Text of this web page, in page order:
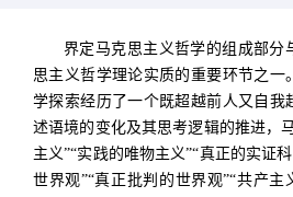
界定马克思主义哲学的组成部分
思主义哲学理论实质的重要环节之一
学探索经历了一个既超越前人又自我
述语境的变化及其思考逻辑的推进，
主义”“实践的唯物主义”“真正的实证
世界观”“真正批判的世界观”“共产主